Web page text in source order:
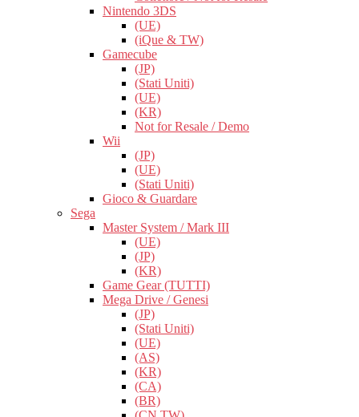
Nintendo 3DS
(UE)
(iQue & TW)
Gamecube
(JP)
(Stati Uniti)
(UE)
(KR)
Not for Resale / Demo
Wii
(JP)
(UE)
(Stati Uniti)
Gioco & Guardare
Sega
Master System / Mark III
(UE)
(JP)
(KR)
Game Gear (TUTTI)
Mega Drive / Genesi
(JP)
(Stati Uniti)
(UE)
(AS)
(KR)
(CA)
(BR)